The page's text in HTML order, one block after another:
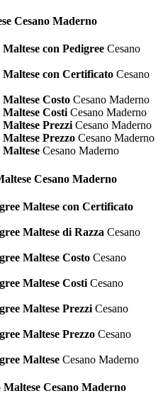
Cesano Maderno
con Pedigree Cesano
con Certificato Cesano
Costo Cesano Maderno
CostiCesano Maderno
PrezziCesano Maderno
Prezzo Cesano Maderno
Cesano Maderno
Cesano Maderno
Maltese con Certificato
Maltese di Razza Cesano
Maltese Costo Cesano
Maltese Costi Cesano
Maltese Prezzi Cesano
Maltese Prezzo Cesano
Maltese Cesano Maderno
Maltese Cesano Maderno